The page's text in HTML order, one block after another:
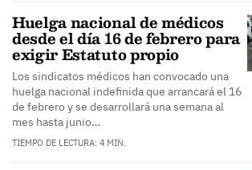
Huelga nacional de médicos
desde el día 16 de febrero para
exigir Estatuto propio
Los sindicatos médicos han convocado una
huelga nacional indefinida que arrancará el 16
de febrero y se desarrollará una semana al
mes hasta junio…
TIEMPO DE LECTURA: 4 MIN.